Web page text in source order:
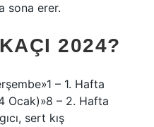
sona erer.
2024?
– 1. Hafta
Ocak)»8 – 2. Hafta
sert kış